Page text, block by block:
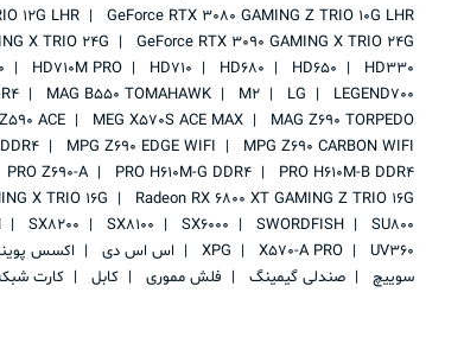
GeForce RTX 3080 GAMING Z TRIO 10G LHR
12G LHR
GeForce RTX 3090 GAMING X TRIO 24G
X TRIO 24G
HD330
HD650
HD680
HD710
HD710M PRO
LEGEND700
LG
M2
MAG B550 TOMAHAWK
MAG Z690 TORPEDO
MEG X570S ACE MAX
ACE
MPG Z690 CARBON WIFI
MPG Z690 EDGE WIFI
PRO H610M-B DDR4
PRO H610M-G DDR4
PRO Z690-A
Radeon RX 6800 XT GAMING Z TRIO 16G
X TRIO 16G
SU800
SWORDFISH
SX6000
SX8100
SX8200
UV360
X570-A PRO
XPG اس اس دی اکسس
سوییچ
صندلی گیمینگ فلش مموری کابل کارت